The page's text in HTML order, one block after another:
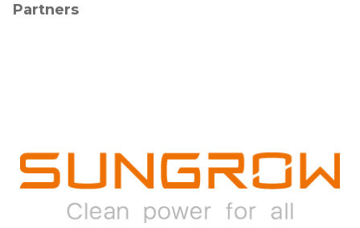
Partners